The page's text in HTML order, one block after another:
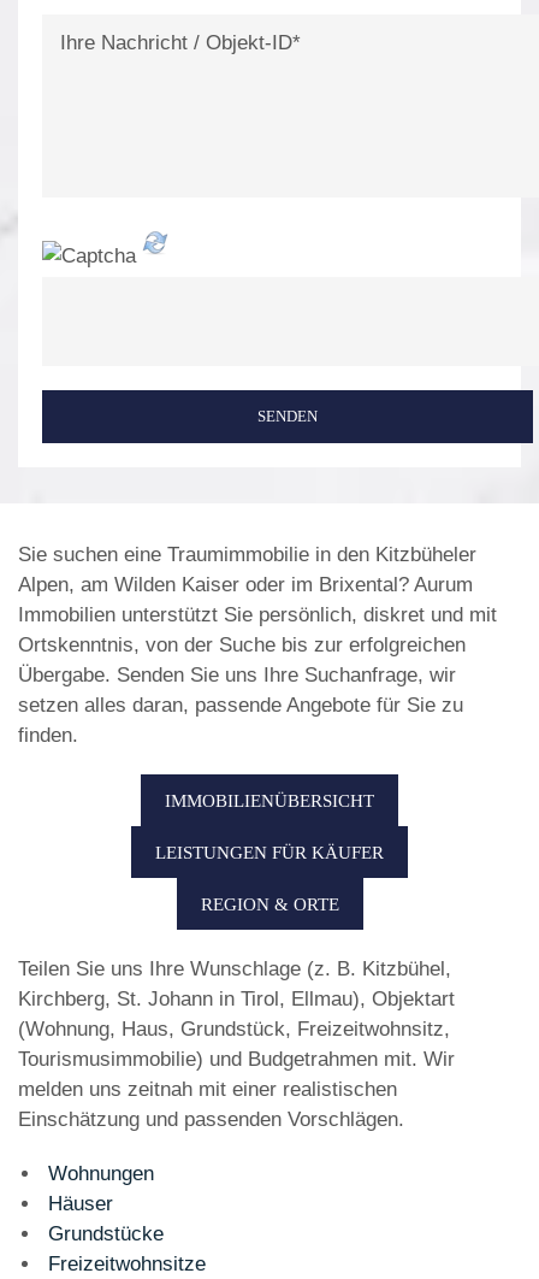
SENDEN
Sie suchen eine Traumimmobilie in den Kitzbüheler
Alpen, am Wilden Kaiser oder im Brixental? Aurum
Immobilien unterstützt Sie persönlich, diskret und mit
Ortskenntnis, von der Suche bis zur erfolgreichen
Übergabe. Senden Sie uns Ihre Suchanfrage, wir
setzen alles daran, passende Angebote für Sie zu
finden.
IMMOBILIENÜBERSICHT
LEISTUNGEN FÜR KÄUFER
REGION & ORTE
Teilen Sie uns Ihre Wunschlage (z. B. Kitzbühel,
Kirchberg, St. Johann in Tirol, Ellmau), Objektart
(Wohnung, Haus, Grundstück, Freizeitwohnsitz,
Tourismusimmobilie) und Budgetrahmen mit. Wir
melden uns zeitnah mit einer realistischen
Einschätzung und passenden Vorschlägen.
Wohnungen
Häuser
Grundstücke
Freizeitwohnsitze